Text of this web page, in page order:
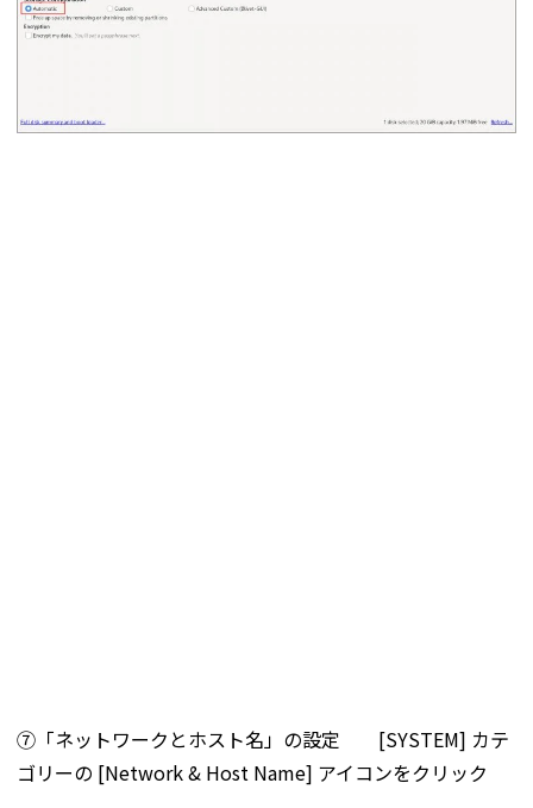
⑦「ネットワークとホスト名」の設定 [SYSTEM] カテ
ゴリーの [Network & Host Name] アイコンをクリック